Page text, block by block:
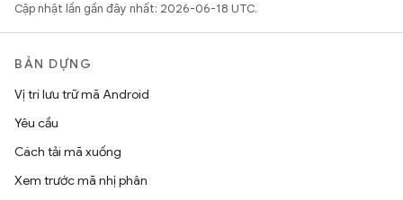
Cập nhật lần gần đây nhất: 2026-06-18 UTC.
BẢN DỰNG
Vị trí lưu trữ mã Android
Yêu cầu
Cách tải mã xuống
Xem trước mã nhị phân